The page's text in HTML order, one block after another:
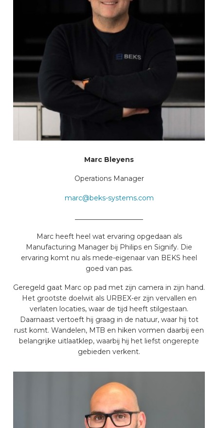
Marc Bleyens
Operations Manager
marc@beks-systems.com
Marc heeft heel wat ervaring opgedaan als
Manufacturing Manager bij Philips en Signify. Die
ervaring komt nu als mede-eigenaar van BEKS heel
goed van pas.
Geregeld gaat Marc op pad met zijn camera in zijn hand.
Het grootste doelwit als URBEX-er zijn vervallen en
verlaten locaties, waar de tijd heeft stilgestaan.
Daarnaast vertoeft hij graag in de natuur, waar hij tot
rust komt. Wandelen, MTB en hiken vormen daarbij een
belangrijke uitlaatklep, waarbij hij het liefst ongerepte
gebieden verkent.